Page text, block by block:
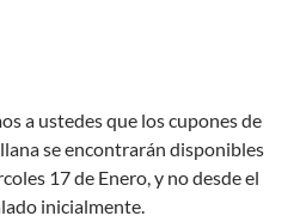
a ustedes que los cupones de
se encontrarán disponibles
17 de Enero, y no desde el
inicialmente.